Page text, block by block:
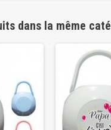
dans la même